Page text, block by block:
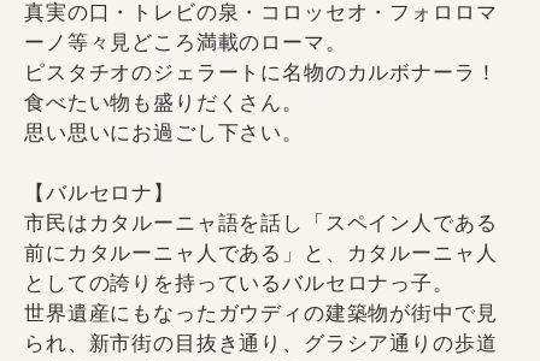
真実の口・トレビの泉・コロッセオ・フォロロマ
ーノ等々見どころ満載のローマ。
ピスタチオのジェラートに名物のカルボナーラ！
食べたい物も盛りだくさん。
思い思いにお過ごし下さい。
【バルセロナ】
市民はカタルーニャ語を話し「スペイン人である
前にカタルーニャ人である」と、カタルーニャ人
としての誇りを持っているバルセロナっ子。
世界遺産にもなったガウディの建築物が街中で見
られ、新市街の目抜き通り、グラシア通りの歩道